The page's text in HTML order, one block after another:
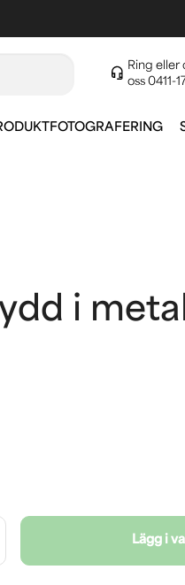
Ring eller
oss 0411-
i
Lägg i